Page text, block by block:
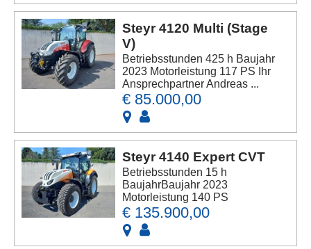
Steyr 4120 Multi (Stage
V)
Betriebsstunden 425 h Baujahr
2023 Motorleistung 117 PS Ihr
Ansprechpartner Andreas ...
€ 85.000,00
Steyr 4140 Expert CVT
Betriebsstunden 15 h
BaujahrBaujahr 2023
Motorleistung 140 PS
€ 135.900,00